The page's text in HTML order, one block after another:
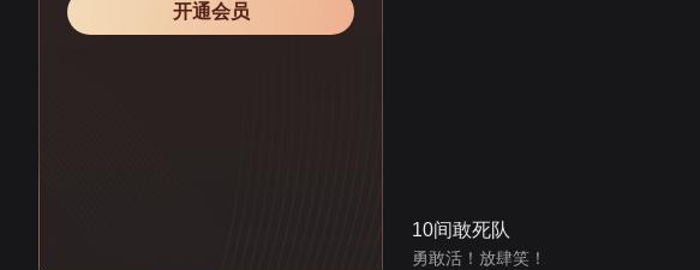
开通会员
10间敢死队
勇敢活！放肆笑！